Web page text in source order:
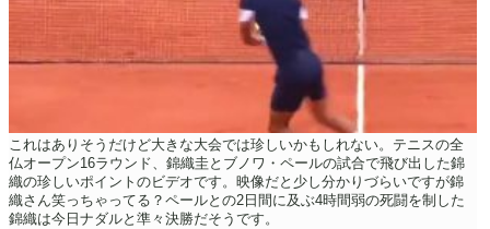
これはありそうだけど大きな大会では珍しいかもしれない。テニスの全
仏オープン16ラウンド、錦織圭とブノワ・ペールの試合で飛び出した錦
織の珍しいポイントのビデオです。映像だと少し分かりづらいですが錦
織さん笑っちゃってる？ペールとの2日間に及ぶ4時間弱の死闘を制した
錦織は今日ナダルと準々決勝だそうです。